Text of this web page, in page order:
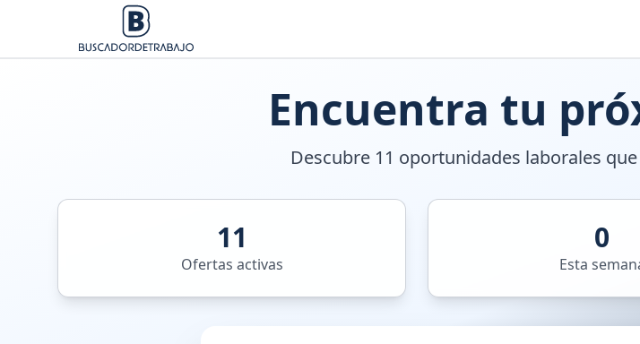
Encuentra tu
Descubre 11 oportunidades laborales
11
Ofertas activas
0
Esta